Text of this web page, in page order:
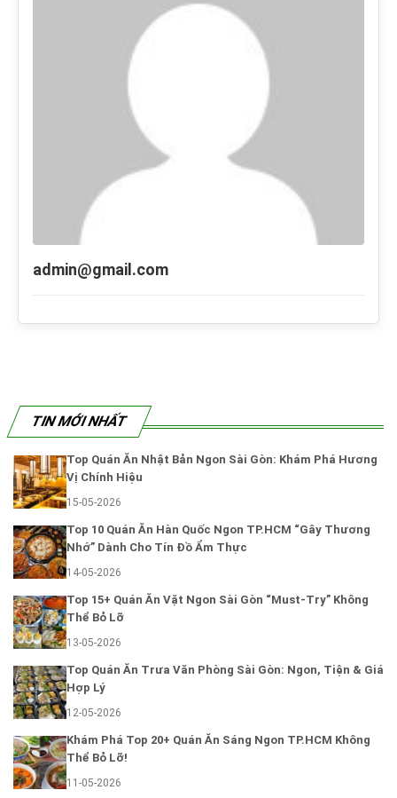
admin@gmail.com
TIN MỚI NHẤT
Top Quán Ăn Nhật Bản Ngon Sài Gòn: Khám Phá Hương
Vị Chính Hiệu
15-05-2026
Top 10 Quán Ăn Hàn Quốc Ngon TP.HCM “Gây Thương
Nhớ” Dành Cho Tín Đồ Ẩm Thực
14-05-2026
Top 15+ Quán Ăn Vặt Ngon Sài Gòn “Must-Try” Không
Thể Bỏ Lỡ
13-05-2026
Top Quán Ăn Trưa Văn Phòng Sài Gòn: Ngon, Tiện & Giá
Hợp Lý
12-05-2026
Khám Phá Top 20+ Quán Ăn Sáng Ngon TP.HCM Không
Thể Bỏ Lỡ!
11-05-2026